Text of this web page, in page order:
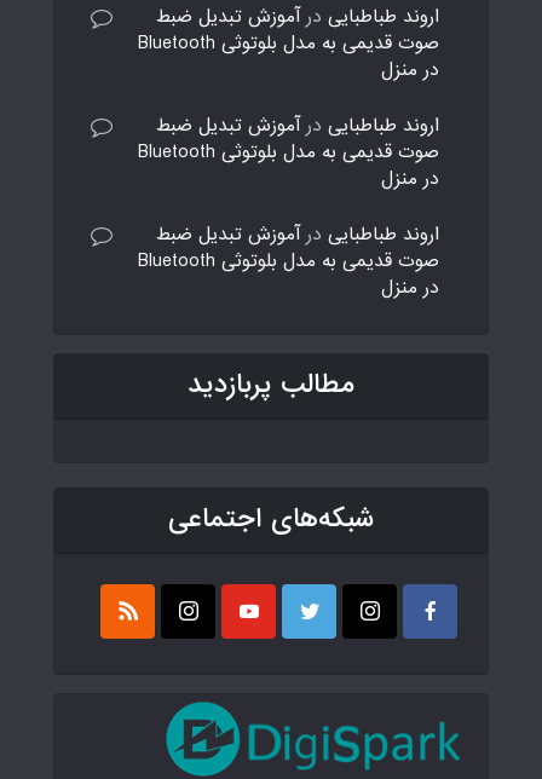
اروند طباطبایی درآموزش تبدیل ضبط
صوت قدیمی به مدل بلوتوثی Bluetooth
در منزل
اروند طباطبایی درآموزش تبدیل ضبط
صوت قدیمی به مدل بلوتوثی Bluetooth
در منزل
اروند طباطبایی درآموزش تبدیل ضبط
صوت قدیمی به مدل بلوتوثی Bluetooth
در منزل
مطالب پربازدید
شبکه‌های اجتماعی